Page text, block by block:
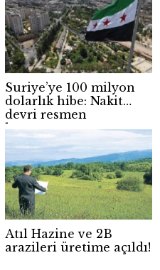
Suriye’ye 100 milyon
dolarlık hibe: Nakit
devri resmen
kapanıyor
Atıl Hazine ve 2B
arazileri üretime açıldı!